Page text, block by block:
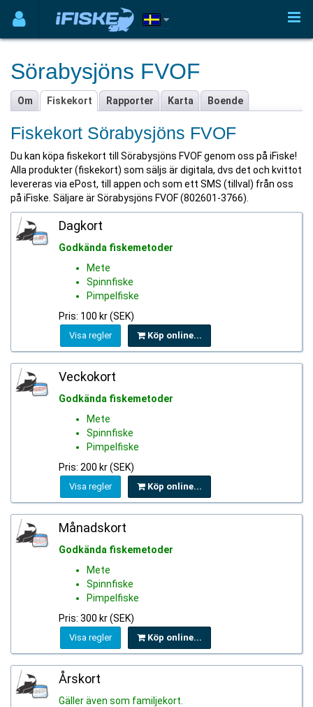
Sörabysjöns FVOF
Om Fiskekort Rapporter Karta Boende
Fiskekort Sörabysjöns FVOF
Du kan köpa fiskekort till Sörabysjöns FVOF genom oss på iFiske!
Alla produkter (fiskekort) som säljs är digitala, dvs det och kvittot
levereras via ePost, till appen och som ett SMS (tillval) från oss
på iFiske. Säljare är Sörabysjöns FVOF (802601-3766).
Dagkort
Godkända fiskemetoder
Mete
Spinnfiske
Pimpelfiske
Pris: 100 kr (SEK)
Visa regler Köp online...
Veckokort
Godkända fiskemetoder
Mete
Spinnfiske
Pimpelfiske
Pris: 200 kr (SEK)
Visa regler Köp online...
Månadskort
Godkända fiskemetoder
Mete
Spinnfiske
Pimpelfiske
Pris: 300 kr (SEK)
Visa regler Köp online...
Årskort
Gäller även som familjekort.